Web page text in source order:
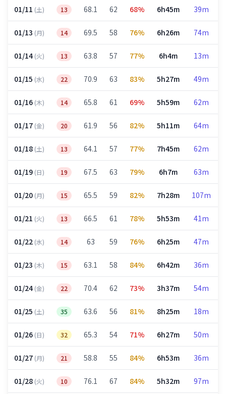
01/11 (土) 13 68.1 62 68% 6h45m 39m
01/13 (月) 14 69.5 58 76% 6h26m 74m
01/14(火) 13 63.8 57 77% 6h4m 13m
01/15 (水) 22 70.9 63 83% 5h27m 49m
01/16(木) 14 65.8 61 69% 5h59m 62m
01/17(金) 20 61.9 56 82% 5h11m 64m
01/18(土) 13 64.1 57 77% 7h45m 62m
01/19(日) 19 67.5 63 79% 6h7m 63m
01/20(月) 15 65.5 59 82% 7h28m 107m
01/21 (火) 13 66.5 61 78% 5h53m 41m
01/22(水) 14 63 59 76% 6h25m 47m
01/23 (木) 15 63.1 58 84% 6h42m 36m
01/24(金) 22 70.4 62 73% 3h37m 54m
01/25 (土) 35 63.6 56 81% 8h25m 18m
01/26(日) 32 65.3 54 71% 6h27m 50m
01/27(月) 21 58.8 55 84% 6h53m 36m
01/28(火) 10 76.1 67 84% 5h32m 97m